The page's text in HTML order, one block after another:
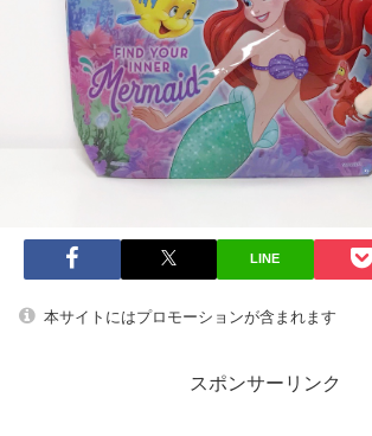
LINE
本サイトにはプロモーションが含まれます
スポンサーリンク